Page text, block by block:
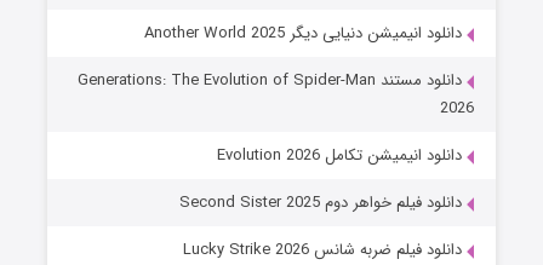
جادوگری در مغولستان
دانلود انیمیشن دنیایی دیگر Another World 2025
دانلود مستند Generations: The Evolution of Spider-Man
2026
دانلود انیمیشن تکامل Evolution 2026
دانلود فیلم خواهر دوم Second Sister 2025
دانلود فیلم ضربه شانس Lucky Strike 2026